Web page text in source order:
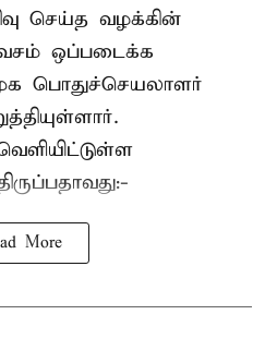
செய்த வழக்கின்
ஒப்படைக்க
பொதுச்செயலாளர்
More